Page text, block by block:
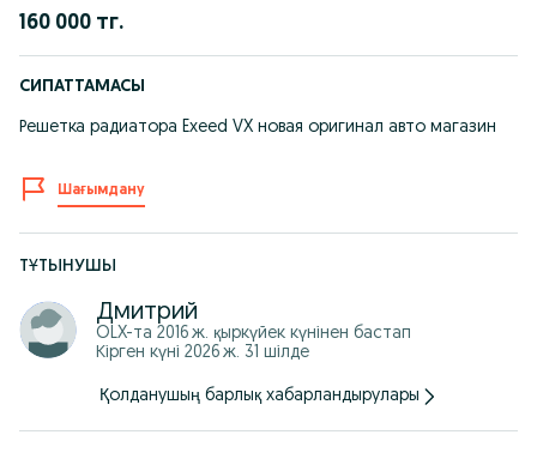
160 000 тг.
СИПАТТАМАСЫ
Решетка радиатора Exeed VX новая оригинал авто магазин
Шағымдану
ТҰТЫНУШЫ
Дмитрий
OLX-та 2016 ж. қыркүйек күнінен бастап
Кірген күні 2026 ж. 31 шілде
Қолданушың барлық хабарландырулары